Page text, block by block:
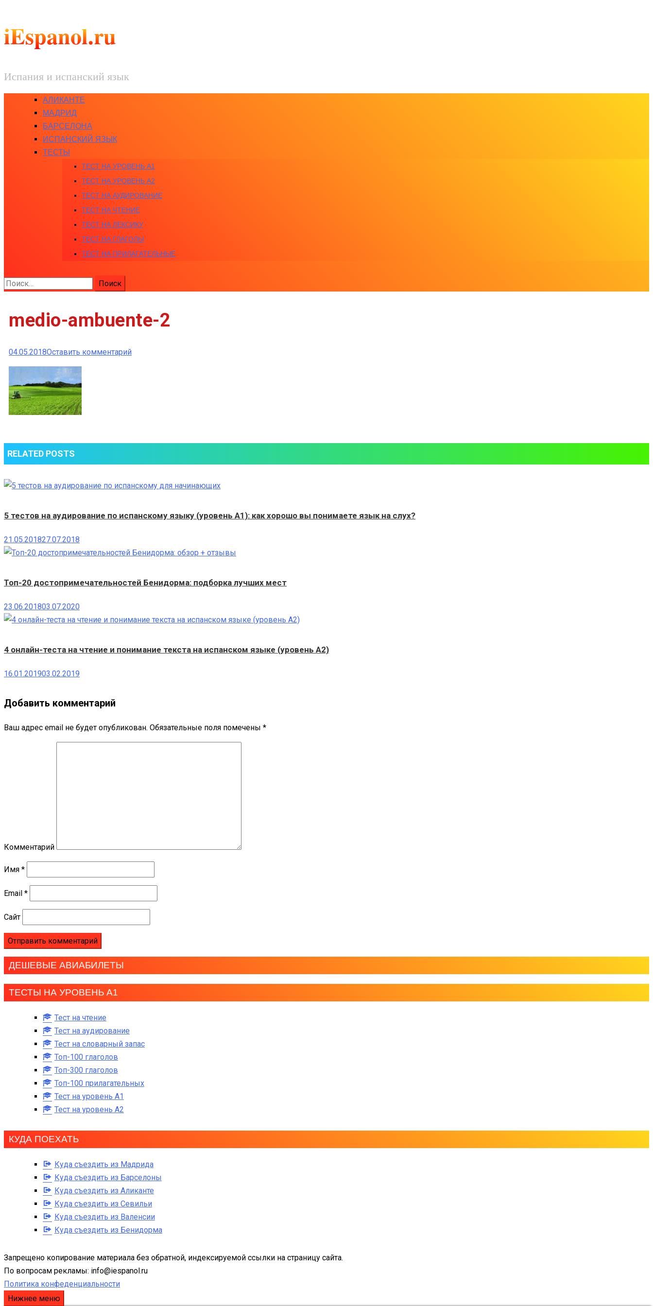
iEspanol.ru
Испания и испанский язык
АЛИКАНТЕ
МАДРИД
БАРСЕЛОНА
ИСПАНСКИЙ ЯЗЫК
ТЕСТЫ
ТЕСТ НА УРОВЕНЬ A1
ТЕСТ НА УРОВЕНЬ A2
ТЕСТ НА АУДИРОВАНИЕ
ТЕСТ НА ЧТЕНИЕ
ТЕСТ НА ЛЕКСИКУ
ТЕСТ НА ГЛАГОЛЫ
ТЕСТ НА ПРИЛАГАТЕЛЬНЫЕ
Найти:
medio-ambuente-2
04.05.2018Оставить комментарийк
RELATED POSTS
5 тестов на аудирование по испанскому языку (уровень А1): как хорошо вы понимаете язык на слух?
21.05.201827.07.2018
Топ-20 достопримечательностей Бенидорма: подборка лучших мест
23.06.201803.07.2020
4 онлайн-теста на чтение и понимание текста на испанском языке (уровень A2)
16.01.201903.02.2019
Добавить комментарий
Ваш адрес email не будет опубликован. Обязательные поля помечены *
Комментарий
Имя *
Email *
Сайт
ДЕШЕВЫЕ АВИАБИЛЕТЫ
ТЕСТЫ НА УРОВЕНЬ А1
Тест на чтение
Тест на аудирование
Тест на словарный запас
Топ-100 глаголов
Топ-300 глаголов
Топ-100 прилагательных
Тест на уровень A1
Тест на уровень A2
КУДА ПОЕХАТЬ
Куда съездить из Мадрида
Куда съездить из Барселоны
Куда съездить из Аликанте
Куда съездить из Севильи
Куда съездить из Валенсии
Куда съездить из Бенидорма
Запрещено копирование материала без обратной, индексируемой ссылки на страницу сайта.
По вопросам рекламы: info@iespanol.ru
Политика конфеденциальности
Нижнее меню